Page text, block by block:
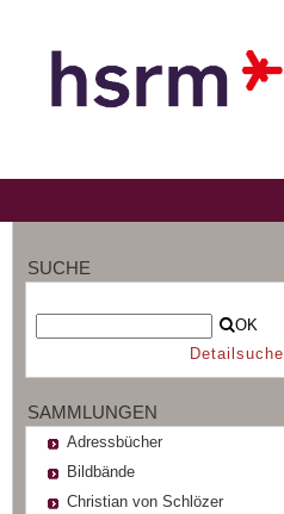
SUCHE
OK
Detailsuche
SAMMLUNGEN
Adressbücher
Bildbände
Christian von Schlözer